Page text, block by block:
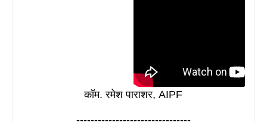
कॉम. रमेश पाराशर, AIPF